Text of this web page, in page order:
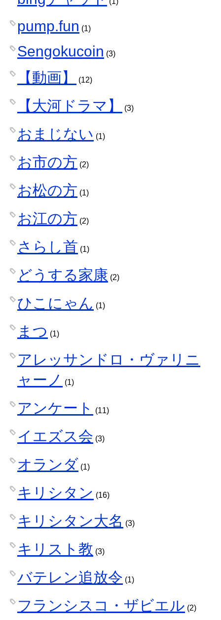
pump.fun (1)
Sengokucoin (3)
【動画】 (12)
【大河ドラマ】 (3)
おまじない (1)
お市の方 (2)
お松の方 (1)
お江の方 (2)
さらし首 (1)
どうする家康 (2)
ひこにゃん (1)
まつ (1)
アレッサンドロ・ヴァリニ
ャーノ
(1)
アンケート (11)
イエズス会 (3)
オランダ (1)
キリシタン (16)
キリシタン大名 (3)
キリスト教 (3)
バテレン追放令 (1)
フランシスコ・ザビエル (2)